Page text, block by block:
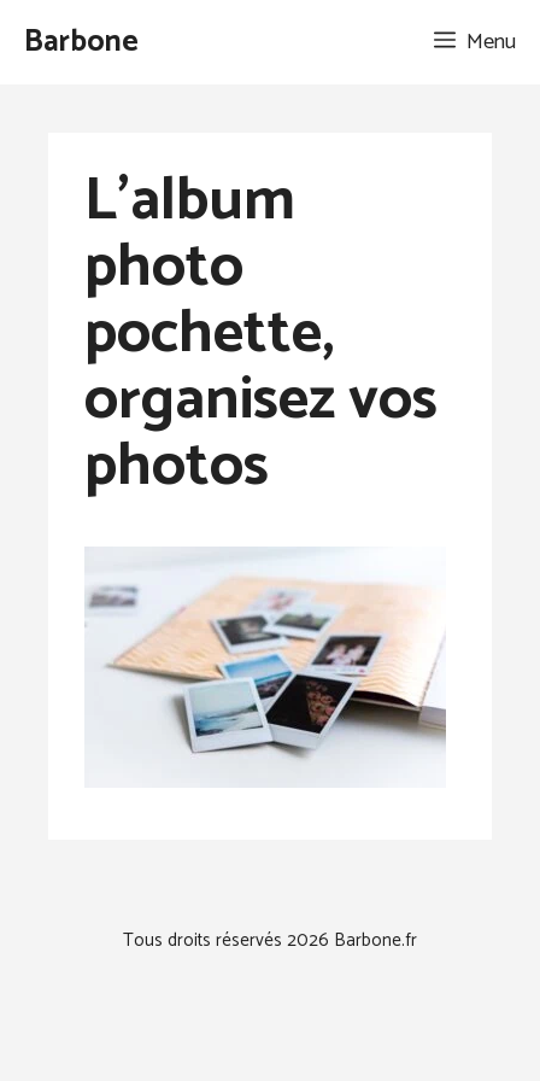
AllerBarbone Menu
L’album
photo
pochette,
organisez vos
photos
Tous droits réservés 2026 Barbone.fr